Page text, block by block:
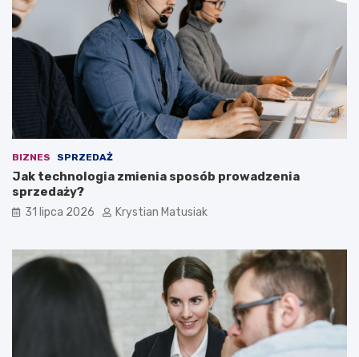
BIZNES SPRZEDAŻ
Jak technologia zmienia sposób prowadzenia
sprzedaży?
31 lipca 2026 Krystian Matusiak